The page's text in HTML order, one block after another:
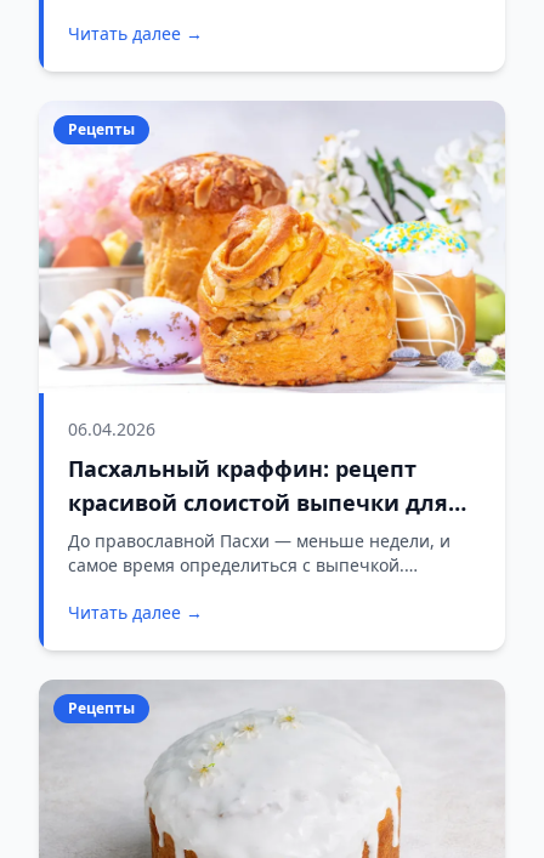
эксперимента отправились в слонимский
Читать далее →
Рецепты
06.04.2026
Пасхальный краффин: рецепт
красивой слоистой выпечки для
праздничного стола
До православной Пасхи — меньше недели, и
самое время определиться с выпечкой.
украшение пасхального стола. Но если хочется
одним из самых популярных рецептов в
кулинарных блогах и соцсетях.
Читать далее →
Рецепты